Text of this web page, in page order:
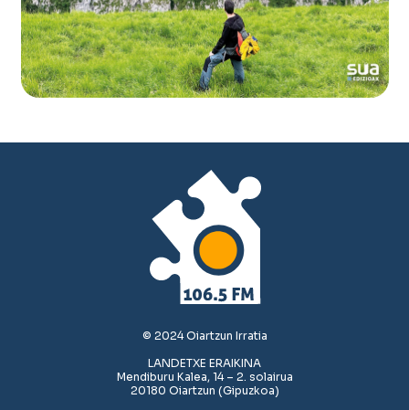
© 2024 Oiartzun Irratia
LANDETXE ERAIKINA
Mendiburu Kalea, 14 – 2. solairua
20180 Oiartzun (Gipuzkoa)